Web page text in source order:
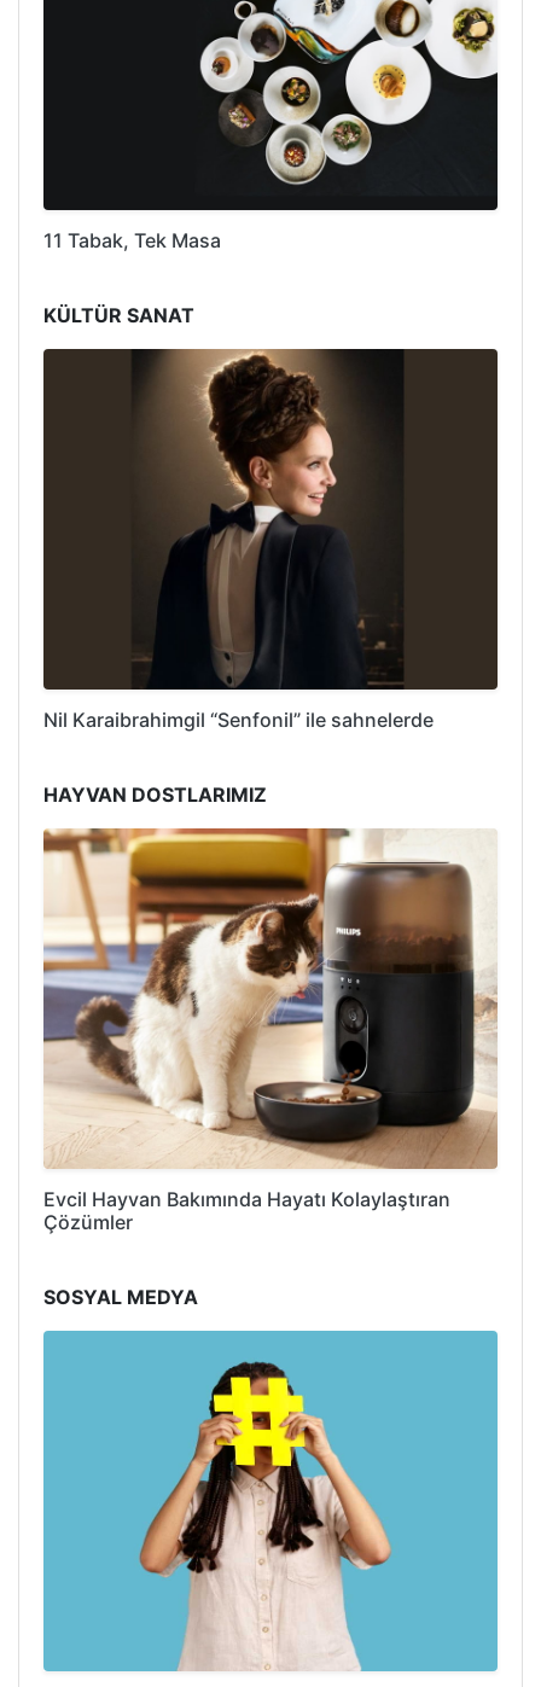
11 Tabak, Tek Masa
KÜLTÜR SANAT
Nil Karaibrahimgil “Senfonil” ile sahnelerde
HAYVAN DOSTLARIMIZ
Evcil Hayvan Bakımında Hayatı Kolaylaştıran
Çözümler
SOSYAL MEDYA